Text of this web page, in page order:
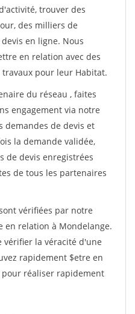
trouver des
des milliers de
en ligne. Nous
en relation avec des
pour leur Habitat.
du réseau , faites
engagement via notre
demandes de devis et
la demande validée,
de devis enregistrées
de tous les partenaires
vérifiées par notre
en relation à Mondelange.
vérifier la véracité d'une
rapidement $etre en
réaliser rapidement